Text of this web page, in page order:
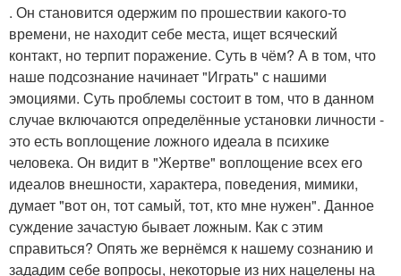
. Он становится одержим по прошествии какого-то
времени, не находит себе места, ищет всяческий
контакт, но терпит поражение. Суть в чём? А в том, что
наше подсознание начинает "Играть" с нашими
эмоциями. Суть проблемы состоит в том, что в данном
случае включаются определённые установки личности -
это есть воплощение ложного идеала в психике
человека. Он видит в "Жертве" воплощение всех его
идеалов внешности, характера, поведения, мимики,
думает "вот он, тот самый, тот, кто мне нужен". Данное
суждение зачастую бывает ложным. Как с этим
справиться? Опять же вернёмся к нашему сознанию и
зададим себе вопросы, некоторые из них нацелены на